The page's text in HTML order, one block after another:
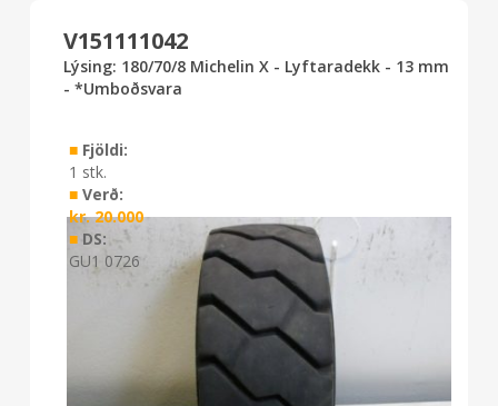
Lýsing: 180/70/8 Michelin X - Lyftaradekk - 13 mm
- *Umboðsvara
■Fjöldi:
1 stk.
■Verð:
kr.20.000
■DS:
GU1 0726
V151111042